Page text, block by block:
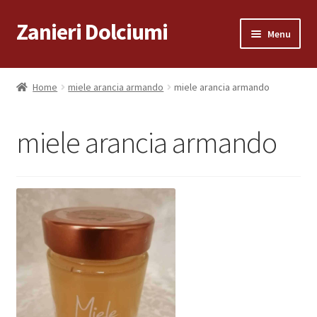
Vai
alla
Vai
al
Zanieri Dolciumi Menu
Home
Cassa
Consegna a Domicilio
Consegna a Domicilio
Dove siamo
Home miele arancia armando miele arancia armando
miele arancia armando